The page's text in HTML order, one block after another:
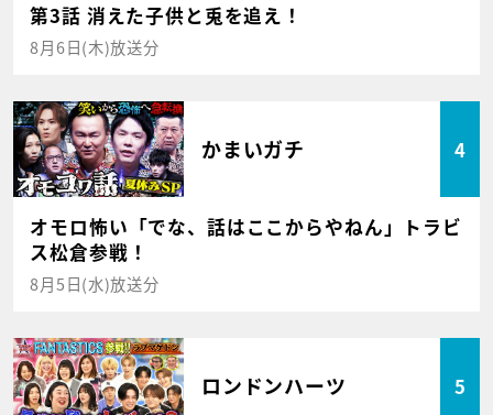
第3話 消えた子供と兎を追え！
8月6日(木)放送分
かまいガチ 4
オモロ怖い「でな、話はここからやねん」トラビ
ス松倉参戦！
8月5日(水)放送分
ロンドンハーツ 5